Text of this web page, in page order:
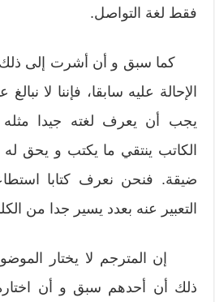
فقط لغة التواصل.
كما سبق و أن أشرت إلى ذلك
الإحالة عليه سابقا، فإننا لا
يجب أن يعرف لغته جيدا مثله
الكاتب ينتقي ما يكتب و يحق
ضيقة. فنحن نعرف كتابا
التعبير عنه بعدد يسير جدا من
إن المترجم لا يختار
ذلك أن أحدهم سبق و أن اختاره